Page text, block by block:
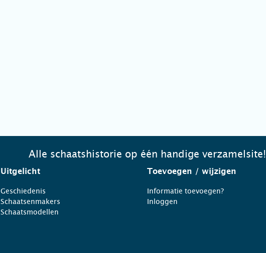
Alle schaatshistorie op één handige verzamelsite!
Uitgelicht
Geschiedenis
Schaatsenmakers
Schaatsmodellen
Toevoegen / wijzigen
Informatie toevoegen?
Inloggen